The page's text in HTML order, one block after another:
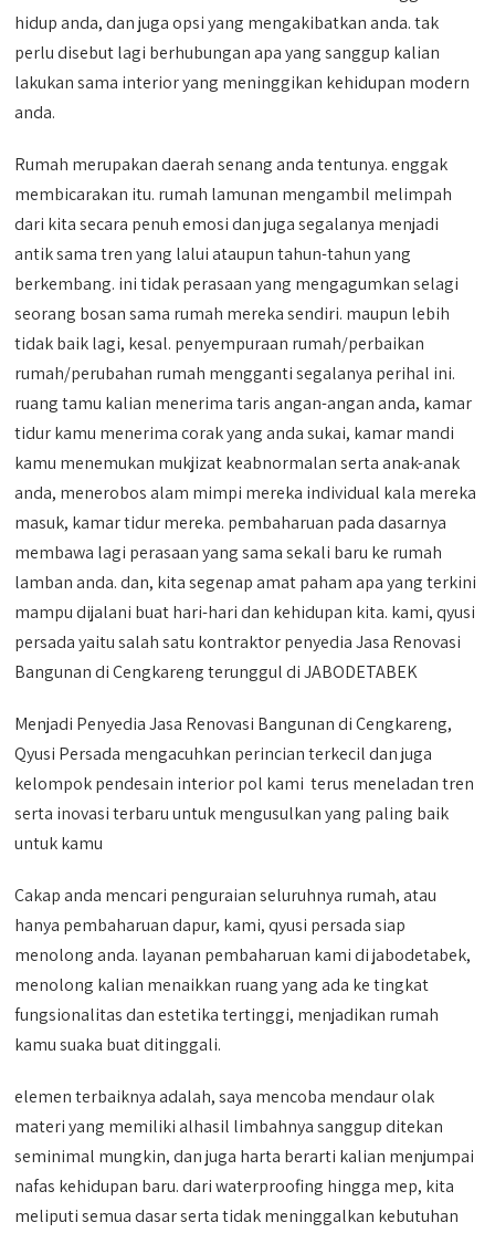
hidup anda, dan juga opsi yang mengakibatkan anda. tak
perlu disebut lagi berhubungan apa yang sanggup kalian
lakukan sama interior yang meninggikan kehidupan modern
anda.
Rumah merupakan daerah senang anda tentunya. enggak
membicarakan itu. rumah lamunan mengambil melimpah
dari kita secara penuh emosi dan juga segalanya menjadi
antik sama tren yang lalui ataupun tahun-tahun yang
berkembang. ini tidak perasaan yang mengagumkan selagi
seorang bosan sama rumah mereka sendiri. maupun lebih
tidak baik lagi, kesal. penyempuraan rumah/perbaikan
rumah/perubahan rumah mengganti segalanya perihal ini.
ruang tamu kalian menerima taris angan-angan anda, kamar
tidur kamu menerima corak yang anda sukai, kamar mandi
kamu menemukan mukjizat keabnormalan serta anak-anak
anda, menerobos alam mimpi mereka individual kala mereka
masuk, kamar tidur mereka. pembaharuan pada dasarnya
membawa lagi perasaan yang sama sekali baru ke rumah
lamban anda. dan, kita segenap amat paham apa yang terkini
mampu dijalani buat hari-hari dan kehidupan kita. kami, qyusi
persada yaitu salah satu kontraktor penyedia Jasa Renovasi
Bangunan di Cengkareng terunggul di JABODETABEK
Menjadi Penyedia Jasa Renovasi Bangunan di Cengkareng,
Qyusi Persada mengacuhkan perincian terkecil dan juga
kelompok pendesain interior pol kami terus meneladan tren
serta inovasi terbaru untuk mengusulkan yang paling baik
untuk kamu
Cakap anda mencari penguraian seluruhnya rumah, atau
hanya pembaharuan dapur, kami, qyusi persada siap
menolong anda. layanan pembaharuan kami di jabodetabek,
menolong kalian menaikkan ruang yang ada ke tingkat
fungsionalitas dan estetika tertinggi, menjadikan rumah
kamu suaka buat ditinggali.
elemen terbaiknya adalah, saya mencoba mendaur olak
materi yang memiliki alhasil limbahnya sanggup ditekan
seminimal mungkin, dan juga harta berarti kalian menjumpai
nafas kehidupan baru. dari waterproofing hingga mep, kita
meliputi semua dasar serta tidak meninggalkan kebutuhan